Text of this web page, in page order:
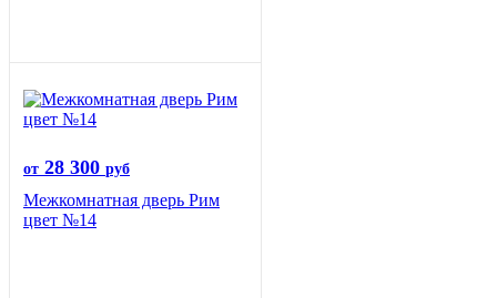
от 28 300 руб
Межкомнатная дверь Рим
цвет №14